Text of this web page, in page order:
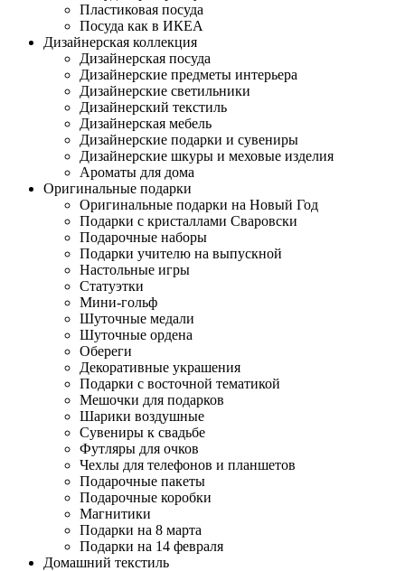
Пластиковая посуда
Посуда как в ИКЕА
Дизайнерская коллекция
Дизайнерская посуда
Дизайнерские предметы интерьера
Дизайнерские светильники
Дизайнерский текстиль
Дизайнерская мебель
Дизайнерские подарки и сувениры
Дизайнерские шкуры и меховые изделия
Ароматы для дома
Оригинальные подарки
Оригинальные подарки на Новый Год
Подарки с кристаллами Сваровски
Подарочные наборы
Подарки учителю на выпускной
Настольные игры
Статуэтки
Мини-гольф
Шуточные медали
Шуточные ордена
Обереги
Декоративные украшения
Подарки с восточной тематикой
Мешочки для подарков
Шарики воздушные
Сувениры к свадьбе
Футляры для очков
Чехлы для телефонов и планшетов
Подарочные пакеты
Подарочные коробки
Магнитики
Подарки на 8 марта
Подарки на 14 февраля
Домашний текстиль